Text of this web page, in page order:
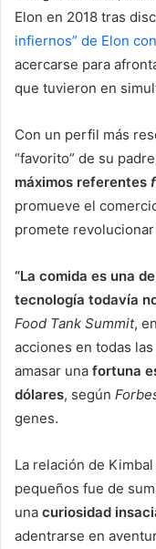
Elon en 2018 tras
infiernos” de Elon
acercarse para
que tuvieron en
Con un perfil más
“favorito” de su
máximos referentes
promueve el
promete
“La comida es una
tecnología todavía
Food Tank Summit,
acciones en todas
amasar una fortuna
dólares, según
genes.
La relación de
pequeños fue de
una curiosidad
adentrarse en